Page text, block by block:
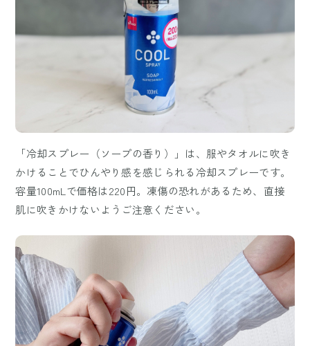
「冷却スプレー（ソープの香り）」は、服やタオルに吹き
かけることでひんやり感を感じられる冷却スプレーです。
容量100mLで価格は220円。凍傷の恐れがあるため、直接
肌に吹きかけないようご注意ください。